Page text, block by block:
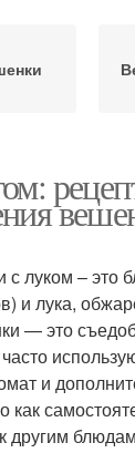
луком – это
и лука,
— это
и
другим